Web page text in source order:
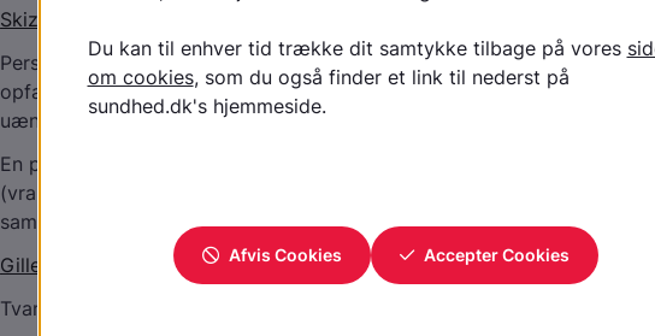
Skizofreni
Personer, der lider af skizofreni har en ændret og karakteristisk måde
opfatte virkeligheden på. Klar bevidsthed og intellektuel kapacitet er
uændret.
En person med skizofreni har ofte hallucinationer og uvirkelige
(vrangforestillinger), forstyrrelser i tanker og sprog, og vanskeligheder
samvær.
Gilles de la Tourettes syndrom (TS)
Tvangssymptomer forekommer oftere ved TS. Sygdommen er præget